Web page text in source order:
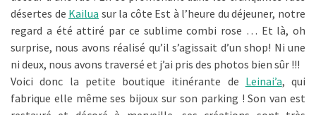
désertes de Kailua sur la côte Est à l’heure du déjeuner, notre
regard a été attiré par ce sublime combi rose … Et là, oh
surprise, nous avons réalisé qu’il s’agissait d’un shop! Ni une
ni deux, nous avons traversé et j’ai pris des photos bien sûr !!!
Voici donc la petite boutique itinérante de Leinai’a, qui
fabrique elle même ses bijoux sur son parking ! Son van est